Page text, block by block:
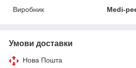
Виробник
Medi-
Умови доставки
Нова Пошта